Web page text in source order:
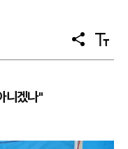
공
유
텍
스
니겠나"